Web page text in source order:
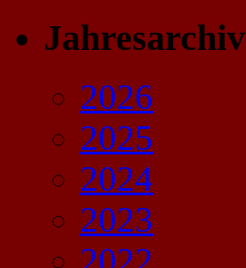
Jahresarchiv
2026
2025
2024
2023
2022